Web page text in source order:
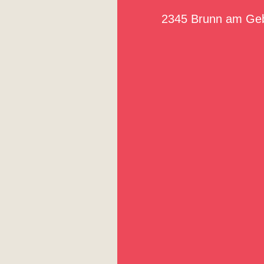
2345 Brunn am